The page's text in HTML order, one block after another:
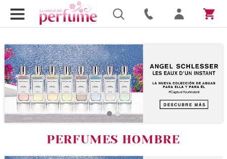
PERFUMES HOMBRE